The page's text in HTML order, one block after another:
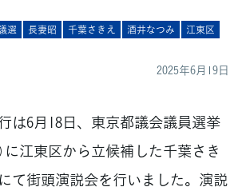
選 長妻昭 千葉さきえ 酒井なつみ
江東区
2025年6月19日
は6月18日、東京都議会議員選挙
に江東区から立候補した千葉さき
て街頭演説会を行いました。演説